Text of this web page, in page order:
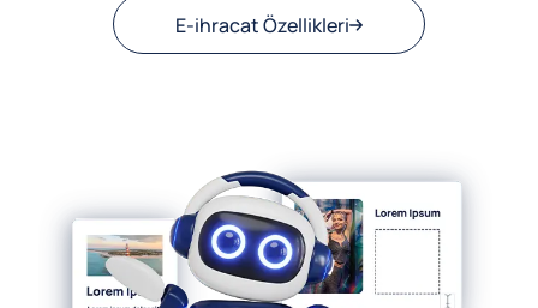
E-ihracat Özellikleri